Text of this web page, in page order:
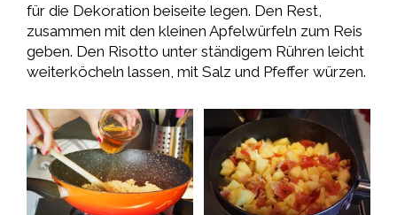
für die Dekoration beiseite legen. Den Rest,
zusammen mit den kleinen Apfelwürfeln zum Reis
geben. Den Risotto unter ständigem Rühren leicht
weiterköcheln lassen, mit Salz und Pfeffer würzen.